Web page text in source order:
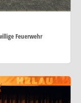
Feuerwehr